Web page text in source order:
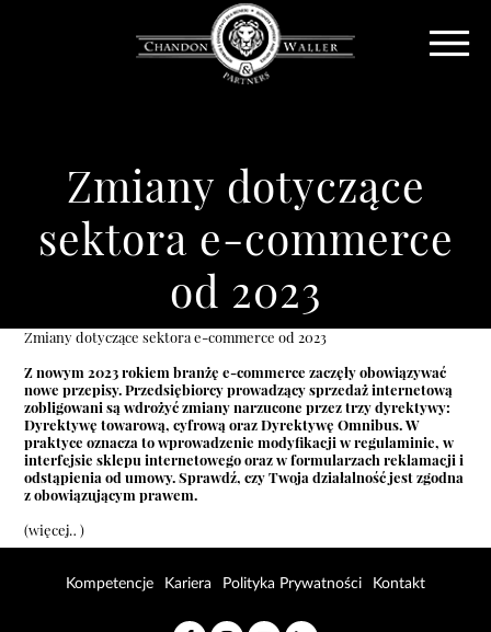
Zmiany dotyczące
sektora e-commerce
od 2023
Zmiany dotyczące sektora e-commerce od 2023
Z nowym 2023 rokiem branżę e-commerce zaczęły obowiązywać
nowe przepisy. Przedsiębiorcy prowadzący sprzedaż internetową
zobligowani są wdrożyć zmiany narzucone przez trzy dyrektywy:
Dyrektywę towarową, cyfrową oraz Dyrektywę Omnibus. W
praktyce oznacza to wprowadzenie modyfikacji w regulaminie, w
interfejsie sklepu internetowego oraz w formularzach reklamacji i
odstąpienia od umowy. Sprawdź, czy Twoja działalność jest zgodna
z obowiązującym prawem.
(więcej…)
Kompetencje Kariera Polityka Prywatności Kontakt